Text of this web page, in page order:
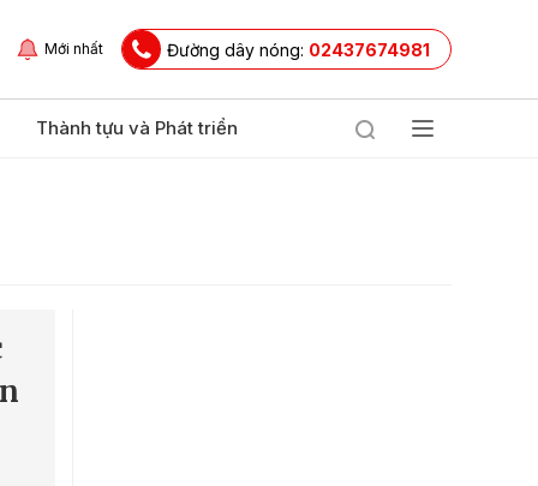
Mới nhất Đường dây nóng: 02437674981
Thành tựu và Phát triển